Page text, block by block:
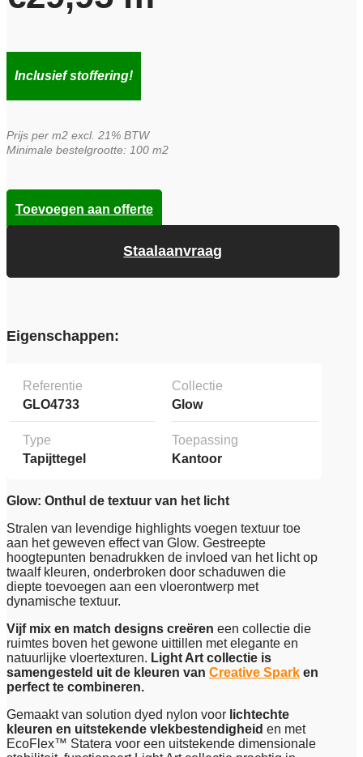
Inclusief stoffering!
Prijs per m2 excl. 21% BTW
Minimale bestelgrootte: 100 m2
Staalaanvraag
Toevoegen aan offerte
Eigenschappen:
Referentie
GLO4733
Collectie
Glow
Type
Tapijttegel
Toepassing
Kantoor
Glow: Onthul de textuur van het licht
Stralen van levendige highlights voegen textuur toe
aan het geweven effect van Glow. Gestreepte
hoogtepunten benadrukken de invloed van het licht op
twaalf kleuren, onderbroken door schaduwen die
diepte toevoegen aan een vloerontwerp met
dynamische textuur.
Vijf mix en match designs creëren een collectie die
ruimtes boven het gewone uittillen met elegante en
natuurlijke vloertexturen. Light Art collectie is
samengesteld uit de kleuren van Creative Spark en
perfect te combineren.
Gemaakt van solution dyed nylon voor lichtechte
kleuren en uitstekende vlekbestendigheid en met
EcoFlex™ Statera voor een uitstekende dimensionale